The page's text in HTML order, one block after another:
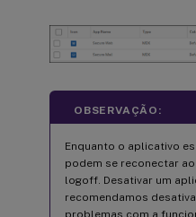
OBSERVAÇÃO:
Enquanto o aplicativo
podem se reconectar
logoff. Desativar um
recomendamos
problemas com a